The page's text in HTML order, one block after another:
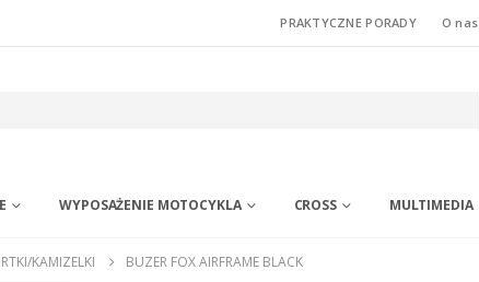
PRAKTYCZNE PORADY O nas
WYPOSAŻENIE MOTOCYKLA CROSS MULTIMEDIA
KAMIZELKI BUZER FOX AIRFRAME BLACK